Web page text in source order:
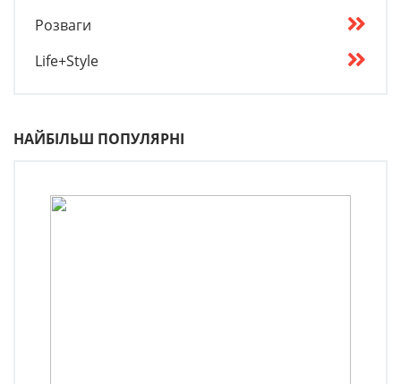
Розваги
Life+Style
НАЙБІЛЬШ ПОПУЛЯРНІ